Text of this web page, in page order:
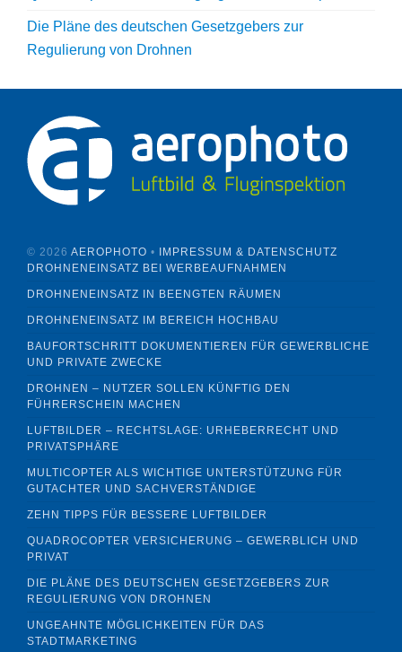
Die Pläne des deutschen Gesetzgebers zur
Regulierung von Drohnen
© 2026 AEROPHOTO •
IMPRESSUM & DATENSCHUTZ
DROHNENEINSATZ BEI WERBEAUFNAHMEN
DROHNENEINSATZ IN BEENGTEN RÄUMEN
DROHNENEINSATZ IM BEREICH HOCHBAU
BAUFORTSCHRITT DOKUMENTIEREN FÜR GEWERBLICHE
UND PRIVATE ZWECKE
DROHNEN – NUTZER SOLLEN KÜNFTIG DEN
FÜHRERSCHEIN MACHEN
LUFTBILDER – RECHTSLAGE: URHEBERRECHT UND
PRIVATSPHÄRE
MULTICOPTER ALS WICHTIGE UNTERSTÜTZUNG FÜR
GUTACHTER UND SACHVERSTÄNDIGE
ZEHN TIPPS FÜR BESSERE LUFTBILDER
QUADROCOPTER VERSICHERUNG – GEWERBLICH UND
PRIVAT
DIE PLÄNE DES DEUTSCHEN GESETZGEBERS ZUR
REGULIERUNG VON DROHNEN
UNGEAHNTE MÖGLICHKEITEN FÜR DAS
STADTMARKETING